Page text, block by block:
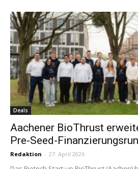
Deals
Aachener BioThrust
Pre-Seed-
Redaktion - 27. April 2026